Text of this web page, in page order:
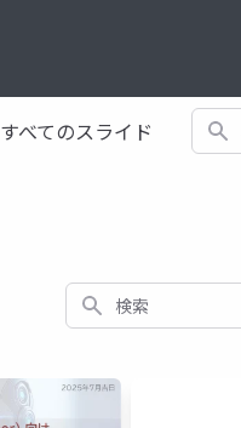
すべてのスライド 検索
検索